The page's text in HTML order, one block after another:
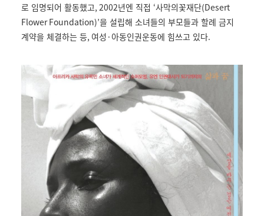
로 임명되어 활동했고, 2002년엔 직접 ‘사막의꽃재단(Desert
Flower Foundation)’을 설립해 소녀들의 부모들과 할례 금지
계약을 체결하는 등, 여성 · 아동인권운동에 힘쓰고 있다.